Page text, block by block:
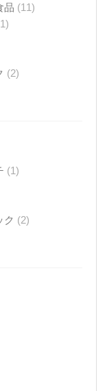
品 (11)
(2)
(1)
ク (2)